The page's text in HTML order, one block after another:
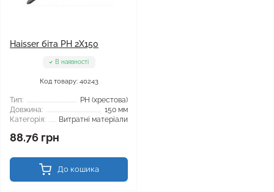
Haisser біта PH 2X150
В наявності
Код товару: 40243
Тип:
РН (хрестова)
Довжина:
150 мм
Категорія:
Витратні матеріали
88.76 грн
До кошика